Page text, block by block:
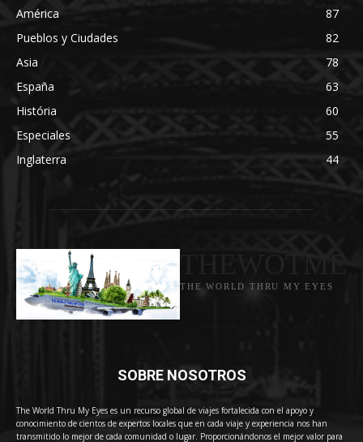
América
87
Pueblos y Ciudades
82
Asia
78
España
63
História
60
Especiales
55
Inglaterra
44
THE WORLD THRU MY EYES
SOBRE NOSOTROS
The World Thru My Eyes es un recurso global de viajes fortalecida con el apoyo y
conocimiento de cientos de expertos locales que en cada viaje y experiencia nos han
transmitido lo mejor de cada comunidad o lugar. Proporcionándonos el mejor valor para